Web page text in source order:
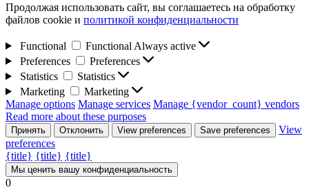
Продолжая использовать сайт, вы соглашаетесь на обработку
файлов cookie и политикой конфиденциальности
Functional Functional Always active
Preferences
Preferences
Statistics
Statistics
Marketing
Marketing
Manage options Manage services Manage {vendor_count} vendors
Read more about these purposes
Принять Отклонить View preferences Save preferences
View
preferences
{title} {title} {title}
Мы ценить вашу конфиденциальность
0